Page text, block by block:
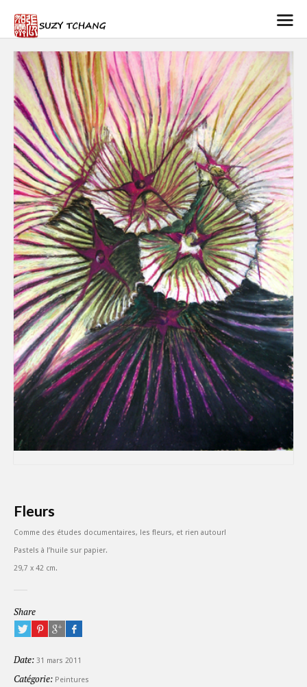
Fleurs
Comme des études documentaires, les fleurs, et rien autour!
Pastels à l’huile sur papier.
29,7 x 42 cm.
Share
Date: 31 mars 2011
Catégorie: Peintures